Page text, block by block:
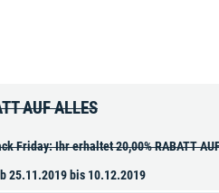
AUF ALLES
Friday: Ihr erhaltet 20,00% RABATT
25.11.2019 bis 10.12.2019